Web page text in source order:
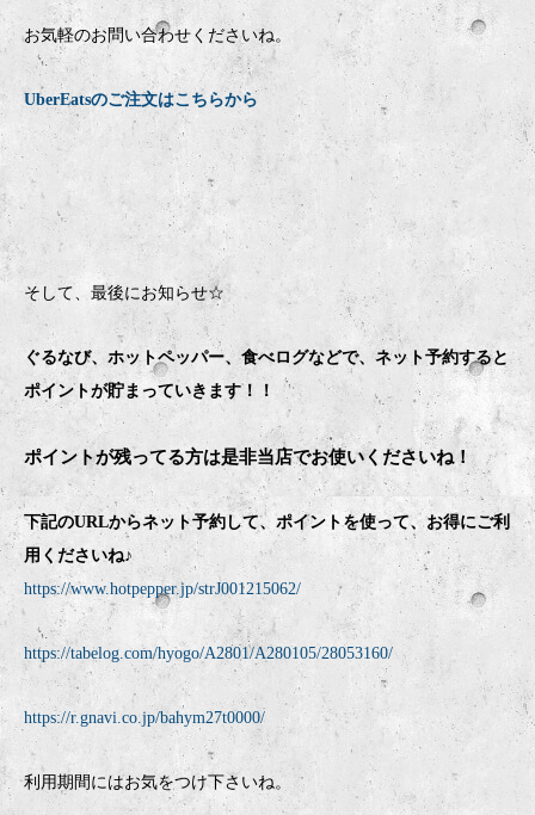
お気軽のお問い合わせくださいね。
UberEatsのご注文はこちらから
そして、最後にお知らせ☆
ぐるなび、ホットペッパー、食べログなどで、ネット予約すると
ポイントが貯まっていきます！！
ポイントが残ってる方は是非当店でお使いくださいね！
下記のURLからネット予約して、ポイントを使って、お得にご利
用くださいね♪
https://www.hotpepper.jp/strJ001215062/
https://tabelog.com/hyogo/A2801/A280105/28053160/
https://r.gnavi.co.jp/bahym27t0000/
利用期間にはお気をつけ下さいね。